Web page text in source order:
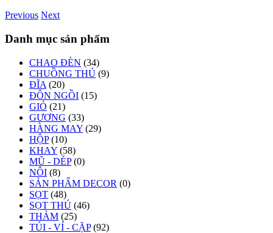
Previous Next
Danh mục sản phẩm
CHAO ĐÈN (34)
CHUỒNG THÚ (9)
ĐĨA (20)
ĐÔN NGỒI (15)
GIỎ (21)
GƯƠNG (33)
HÀNG MAY (29)
HỘP (10)
KHAY (58)
MŨ - DÉP (0)
NÔI (8)
SẢN PHẨM DECOR (0)
SỌT (48)
SỌT THÚ (46)
THẢM (25)
TÚI - VÍ - CẶP (92)